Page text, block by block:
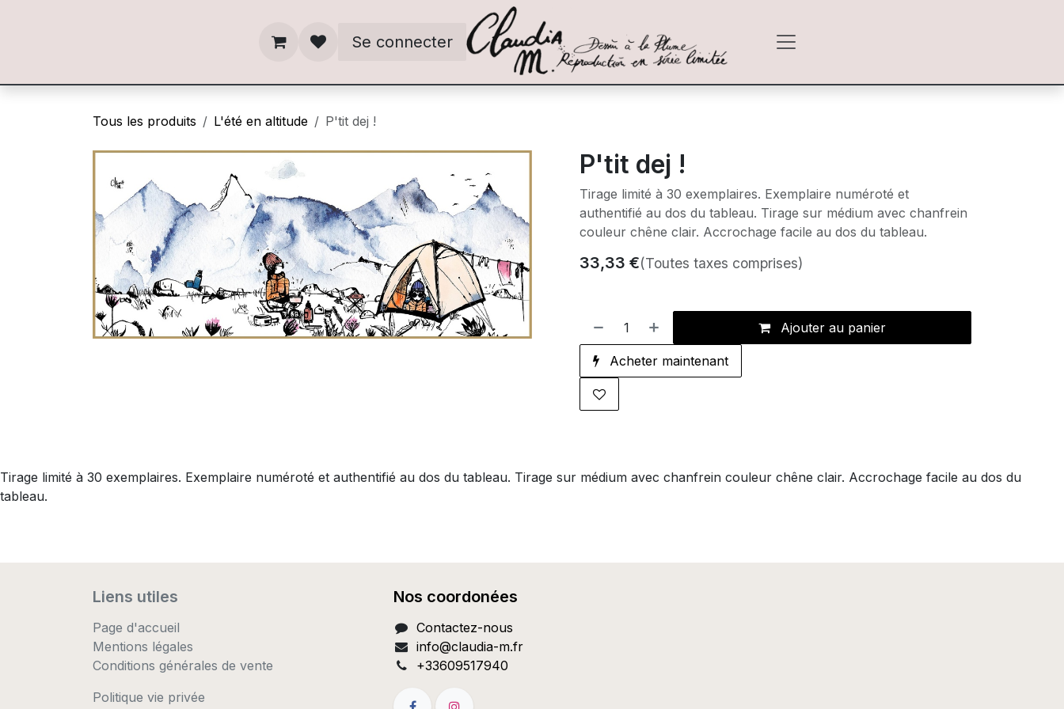
Se connecter
Tous les produits L'été en altitude P'tit dej !
P'tit dej !
Tirage limité à 30 exemplaires. Exemplaire numéroté et
authentifié au dos du tableau. Tirage sur médium avec chanfrein
couleur chêne clair. Accrochage facile au dos du tableau.
33,33 €(Toutes taxes comprises)
Ajouter au panier
Acheter maintenant
Tirage limité à 30 exemplaires. Exemplaire numéroté et authentifié au dos du tableau. Tirage sur médium avec chanfrein couleur chêne clair. Accrochage facile au dos du
tableau.
Liens utiles
Page d'accueil
Mentions légales
Conditions générales de vente
Politique vie privée
Nos coordonées
Contactez-nous
info@claudia-m.fr
+33609517940